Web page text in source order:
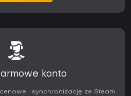
konto
i synchronizację ze Steam